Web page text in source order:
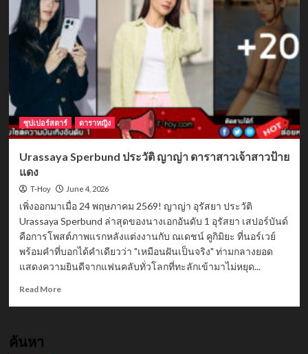
ซุปเปอร์สตาร์ ดาราหญิง
Urassaya Sperbund ประวัติ ญาญ่า ดาราสาวเจ้าสาวป้าย
แดง
T-Hoy June 4, 2026
เพิ่งออกมาเมื่อ 24 พฤษภาคม 2569! ญาญ่า อุรัสยา ประวัติ
Urassaya Sperbund ล่าสุดของนางเอกอันดับ 1 อุรัสยา เสปอร์บันด์
คือการโพสต์ภาพแรกหลังแต่งงานกับ ณเดชน์ คูกิมิยะ ที่นอร์เวย์
พร้อมคำที่บอกได้คำเดียวว่า "เหมือนฝันเป็นจริง" ท่ามกลางยอด
แสดงความยินดีจากแฟนคลับทั่วโลกที่ทะลักเข้ามาไม่หยุด...
Read MoreRead
ค้นหา